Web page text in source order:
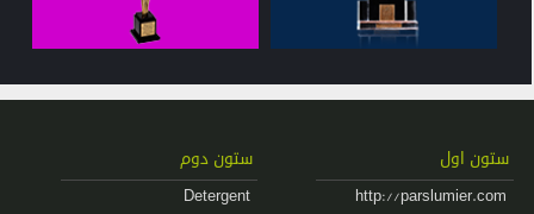
ستون اول
http://parslumier.com
ستون دوم
Detergent